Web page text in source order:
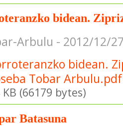
bidean.
Arbulu - 2012/12/
bidean.
Tobar
(66179 bytes)
Batasuna